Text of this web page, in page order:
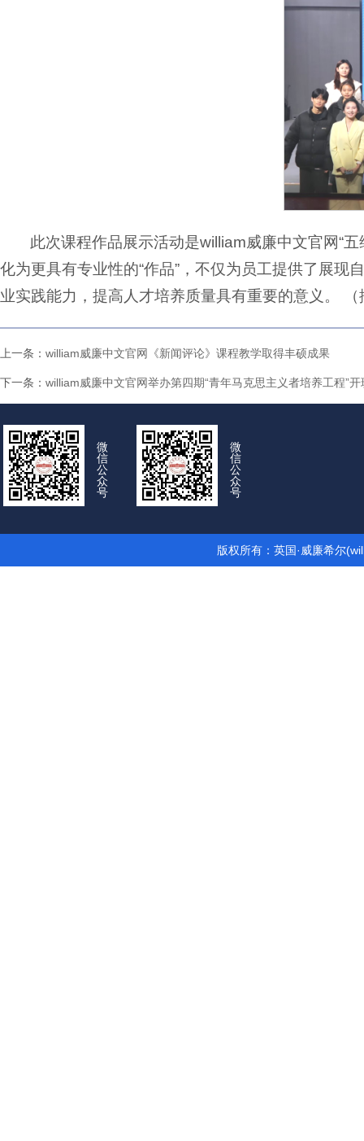
此次课程作品展示活动是william威廉中文官网“
化为更具有专业性的“作品”，不仅为员工提供了展
业实践能力，提高人才培养质量具有重要的意义。
上一条： william威廉中文官网《新闻评论》课程教学取得丰硕成果
下一条： william威廉中文官网举办第四期“青年马克思主义者培养工程”开
微
信
公
众
号
微
信
公
众
号
版权所有：英国·威廉希尔